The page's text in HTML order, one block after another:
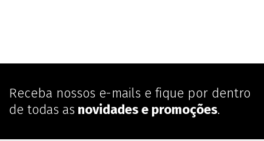
Receba nossos e-mails e fique por dentro
de todas as novidades e promoções.